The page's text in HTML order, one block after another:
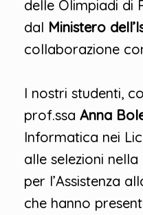
delle Olimpiadi di
dal Ministero
collaborazione
I nostri studenti,
prof.ssa Anna
Informatica nei
alle selezioni
per l’Assistenza
che hanno